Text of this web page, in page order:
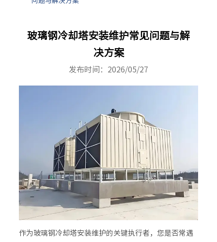
玻璃钢冷却塔安装维护常见问题与解
决方案
发布时间：2026/05/27
作为玻璃钢冷却塔安装维护的关键执行者，您是否常遇